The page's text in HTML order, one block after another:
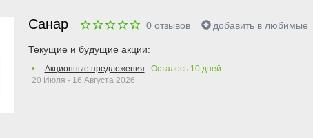
Санар 0отзывов добавить в любимые
Текущие и будущие акции:
Акционные предложения Осталось 10дней
20 Июля - 16 Августа 2026